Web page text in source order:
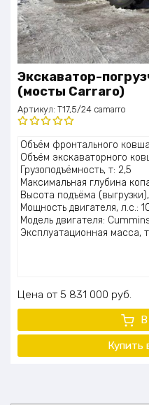
Экскаватор-
(мосты Carraro)
Артикул: T17,5/24 camarro
Оценка
5.00из 5
Объём фронтального
Объём экскаваторного
Грузоподъёмность, т: 2,5
Максимальная глубина
Высота подъёма
Мощность двигателя, л.с.:
Модель двигателя:
Эксплуатационная масса,
Цена 5 831 000 руб.
Купить